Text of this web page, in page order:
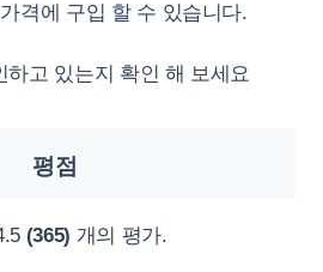
격에 구입 할 수 있습니다.
고 있는지 확인 해 보세요
평점
(365) 개의 평가.